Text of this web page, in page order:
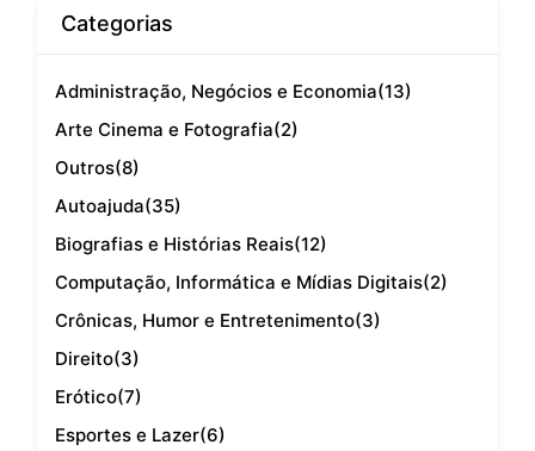
Categorias
Administração, Negócios e Economia(13)
Arte Cinema e Fotografia(2)
Outros(8)
Autoajuda(35)
Biografias e Histórias Reais(12)
Computação, Informática e Mídias Digitais(2)
Crônicas, Humor e Entretenimento(3)
Direito(3)
Erótico(7)
Esportes e Lazer(6)